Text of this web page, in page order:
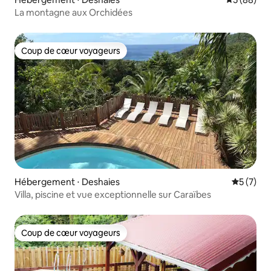
La montagne aux Orchidées
Coup de cœur voyageurs
Coup de cœur voyageurs
Hébergement ⋅ Deshaies
5 (7)
Villa, piscine et vue exceptionnelle sur Caraïbes
Coup de cœur voyageurs
Coup de cœur voyageurs